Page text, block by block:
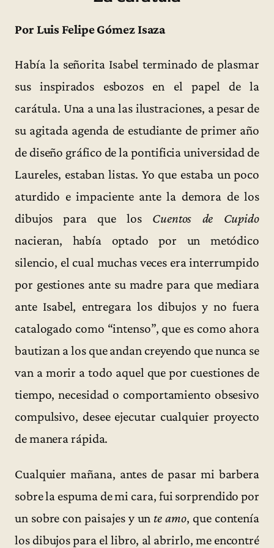
Por Luis Felipe Gómez Isaza
Había la señorita Isabel terminado de plasmar
sus inspirados esbozos en el papel de la
carátula. Una a una las ilustraciones, a pesar de
su agitada agenda de estudiante de primer año
de diseño gráfico de la pontificia universidad de
Laureles, estaban listas. Yo que estaba un poco
aturdido e impaciente ante la demora de los
dibujos para que los Cuentos de Cupido
nacieran, había optado por un metódico
silencio, el cual muchas veces era interrumpido
por gestiones ante su madre para que mediara
ante Isabel, entregara los dibujos y no fuera
catalogado como “intenso”, que es como ahora
bautizan a los que andan creyendo que nunca se
van a morir a todo aquel que por cuestiones de
tiempo, necesidad o comportamiento obsesivo
compulsivo, desee ejecutar cualquier proyecto
de manera rápida.
Cualquier mañana, antes de pasar mi barbera
sobre la espuma de mi cara, fui sorprendido por
un sobre con paisajes y un te amo, que contenía
los dibujos para el libro, al abrirlo, me encontré